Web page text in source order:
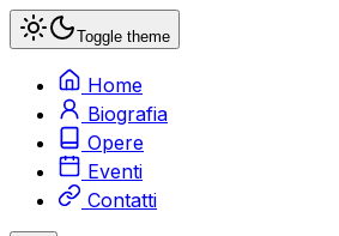
Toggle theme
Home
Biografia
Opere
Eventi
Contatti